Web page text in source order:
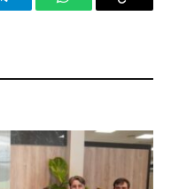
TelegramWhatsAppCopy